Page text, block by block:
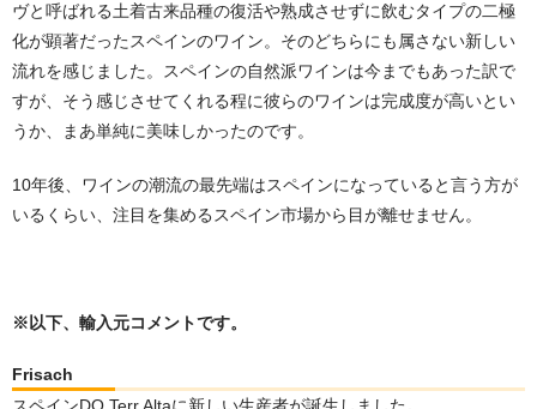
ヴと呼ばれる土着古来品種の復活や熟成させずに飲むタイプの二極
化が顕著だったスペインのワイン。そのどちらにも属さない新しい
流れを感じました。スペインの自然派ワインは今までもあった訳で
すが、そう感じさせてくれる程に彼らのワインは完成度が高いとい
うか、まあ単純に美味しかったのです。
10年後、ワインの潮流の最先端はスペインになっていると言う方が
いるくらい、注目を集めるスペイン市場から目が離せません。
※以下、輸入元コメントです。
Frisach